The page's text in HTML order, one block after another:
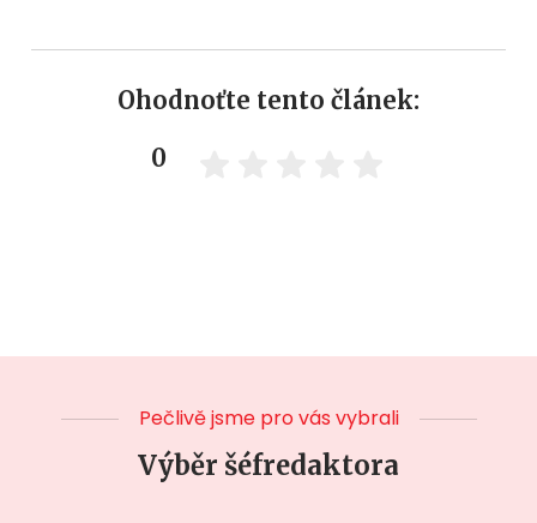
Ohodnoťte tento článek:
0
Pečlivě jsme pro vás vybrali
Výběr šéfredaktora